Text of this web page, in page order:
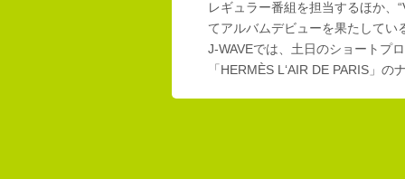
レギュラー番組を担当するほか、
てアルバムデビューを果たしてい
J-WAVEでは、土日のショートプ
「HERMÈS L‘AIR DE PARIS」